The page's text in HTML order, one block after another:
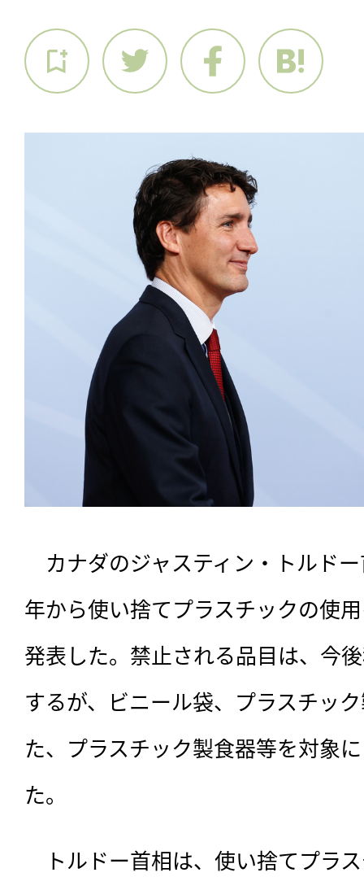
カナダのジャスティン・トルド
年から使い捨てプラスチックの使
発表した。禁止される品目は、今
するが、ビニール袋、プラスチッ
た、プラスチック製食器等を対象
た。
トルドー首相は、使い捨てプラ